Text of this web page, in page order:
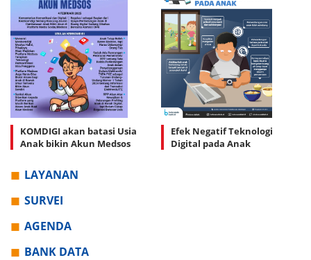
KOMDIGI akan batasi Usia
Anak bikin Akun Medsos
Efek Negatif Teknologi
Digital pada Anak
LAYANAN
SURVEI
AGENDA
BANK DATA